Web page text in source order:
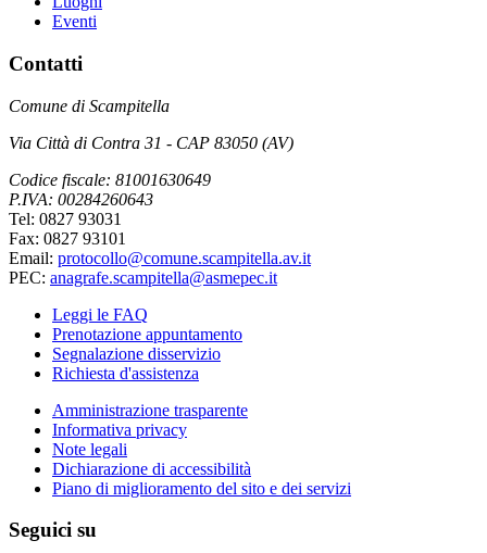
Eventi
Contatti
Comune di Scampitella
Via Città di Contra 31 - CAP 83050 (AV)
Codice fiscale: 81001630649
P.IVA: 00284260643
Tel: 0827 93031
Fax: 0827 93101
Email: protocollo@comune.scampitella.av.it
PEC: anagrafe.scampitella@asmepec.it
Leggi le FAQ
Prenotazione appuntamento
Segnalazione disservizio
Richiesta d'assistenza
Amministrazione trasparente
Informativa privacy
Note legali
Dichiarazione di accessibilità
Piano di miglioramento del sito e dei servizi
Seguici su